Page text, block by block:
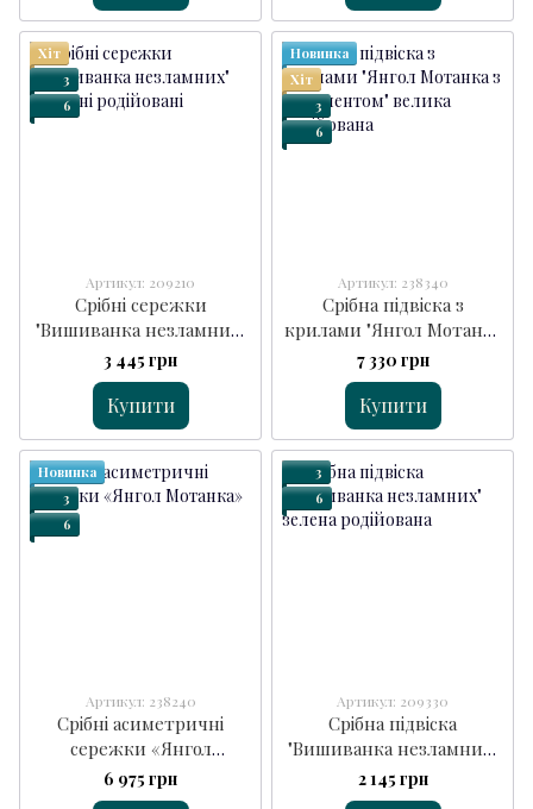
Хіт
3
6
Артикул: 209210
Срібні сережки
"Вишиванка незламних"
червоні
3 445 грн
Купити
Новинка
Хіт
3
6
Артикул: 238340
Срібна підвіска з
крилами "Янгол Мотанка
з орнаментом" велика
7 330 грн
Купити
Новинка
3
6
Артикул: 238240
Срібні асиметричні
сережки «Янгол
Мотанка»
6 975 грн
3
6
Артикул: 209330
Срібна підвіска
"Вишиванка незламних"
зелена
2 145 грн